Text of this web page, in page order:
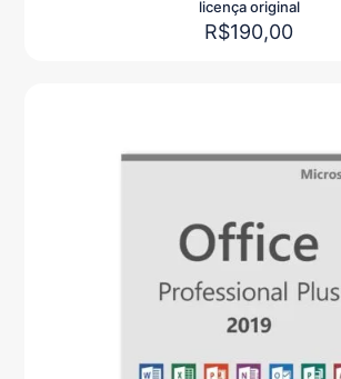
licença original
R$190,00